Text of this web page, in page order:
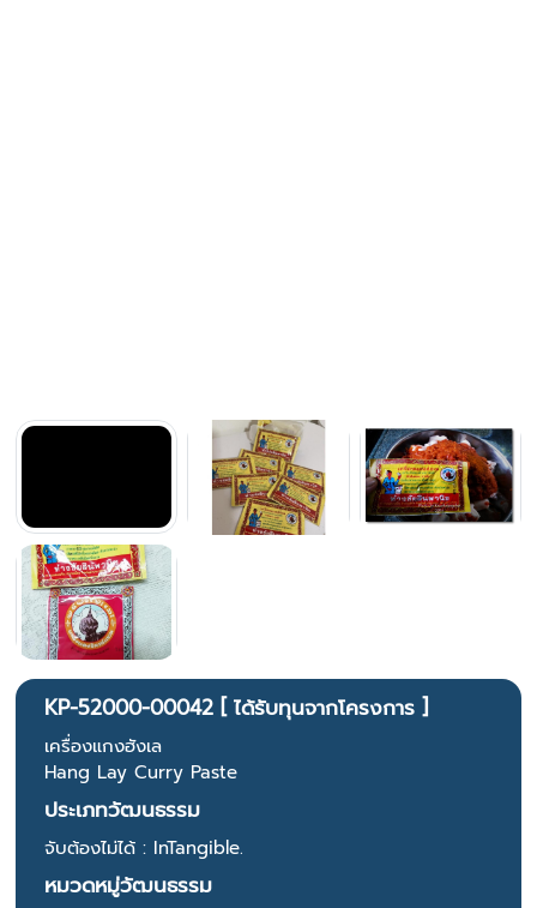
KP-52000-00042 [ ได้รับทุนจากโครงการ ]
เครื่องแกงฮังเล
Hang Lay Curry Paste
ประเภทวัฒนธรรม
จับต้องไม่ได้ : InTangible.
หมวดหมู่วัฒนธรรม